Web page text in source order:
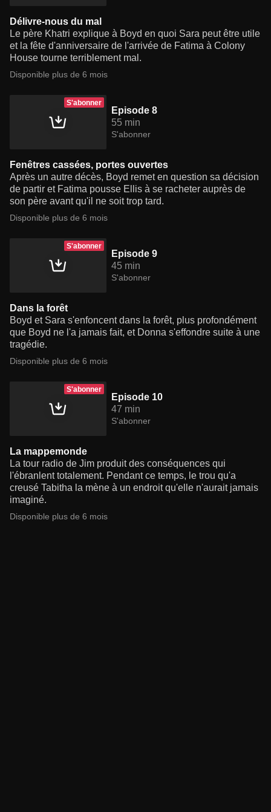
Délivre-nous du mal
Le père Khatri explique à Boyd en quoi Sara peut être utile
et la fête d'anniversaire de l'arrivée de Fatima à Colony
House tourne terriblement mal.
Disponible plus de 6 mois
S'abonner
Episode 8
55 min
S'abonner
Fenêtres cassées, portes ouvertes
Après un autre décès, Boyd remet en question sa décision
de partir et Fatima pousse Ellis à se racheter auprès de
son père avant qu'il ne soit trop tard.
Disponible plus de 6 mois
S'abonner
Episode 9
45 min
S'abonner
Dans la forêt
Boyd et Sara s'enfoncent dans la forêt, plus profondément
que Boyd ne l'a jamais fait, et Donna s'effondre suite à une
tragédie.
Disponible plus de 6 mois
S'abonner
Episode 10
47 min
S'abonner
La mappemonde
La tour radio de Jim produit des conséquences qui
l'ébranlent totalement. Pendant ce temps, le trou qu'a
creusé Tabitha la mène à un endroit qu'elle n'aurait jamais
imaginé.
Disponible plus de 6 mois